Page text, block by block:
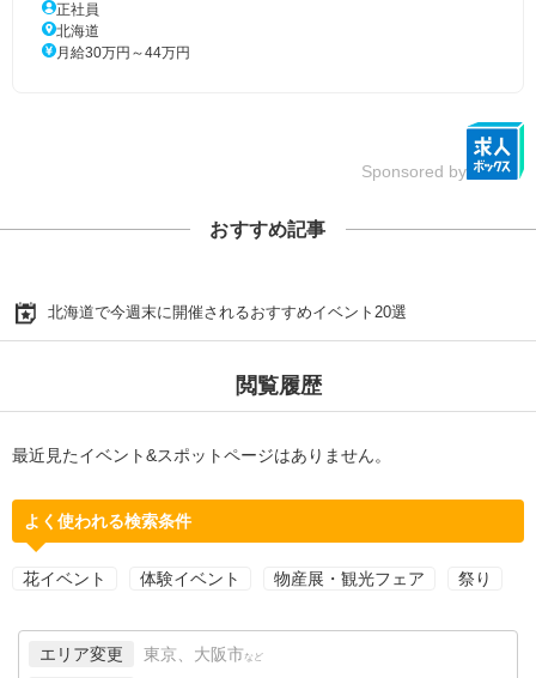
正社員
北海道
月給30万円～44万円
Sponsored by
おすすめ記事
北海道で今週末に開催されるおすすめイベント20選
閲覧履歴
最近見たイベント&スポットページはありません。
よく使われる検索条件
花イベント 体験イベント 物産展・観光フェア 祭り
エリア変更 東京、大阪市 など